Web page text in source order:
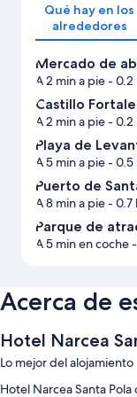
Qué hay en los
alrededores
Mercado de
A 2 min a pie- 0.2
Castillo
A 2 min a pie- 0.2
Playa de
A 5 min a pie- 0.5
Puerto de
A 8 min a pie- 0.7
Parque de
A 5 min en coche
Acerca de
Hotel Narcea
Lo mejor del alojamiento
Hotel Narcea Santa